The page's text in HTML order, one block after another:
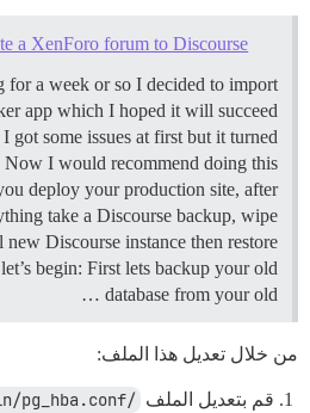
a XenForo forum to Discourse
for a week or so I decided to import
app which I hoped it will succeed
got some issues at first but it turned
Now I would recommend doing this
deploy your production site, after
take a Discourse backup, wipe
Discourse instance then restore
begin: First lets backup your old
database from your old …
من خلال تعديل هذا الملف:
قم بتعديل الملف /etc/postgresql/9.5/main/pg_hba.conf